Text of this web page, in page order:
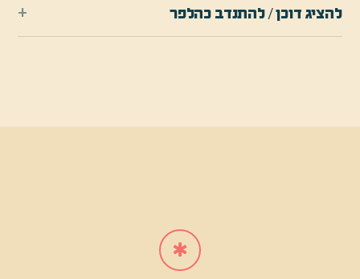
להציג דוכן / להתנדב כהלפר +
✱